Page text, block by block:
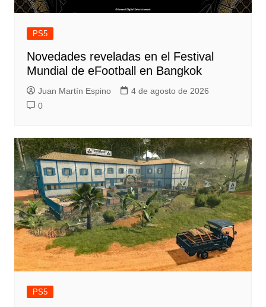
PS5
Novedades reveladas en el Festival
Mundial de eFootball en Bangkok
Juan Martín Espino
4 de agosto de 2026
0
PS5